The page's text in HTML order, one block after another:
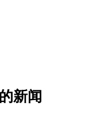
的新闻